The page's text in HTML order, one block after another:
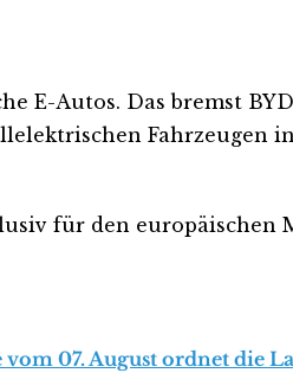
E-Autos. Das bremst
Fahrzeugen
für den
07. August ordnet die